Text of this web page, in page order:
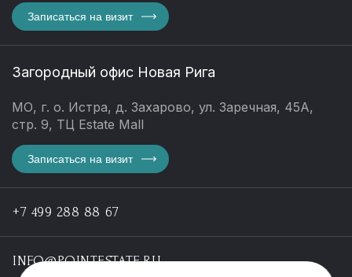
Записаться на визит
Загородный офис Новая Рига
МО, г. о. Истра, д. Захарово, ул. Заречная, 45А,
стр. 9, ТЦ Estate Mall
Записаться на визит
+7 499 288 88 67
INFO@POINTESTATE.RU